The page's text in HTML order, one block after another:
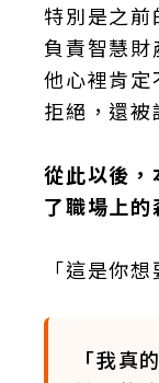
特別是之
負責智慧
他心裡肯
拒絕，還被
從此以後
了職場上的
「這是你
「我真